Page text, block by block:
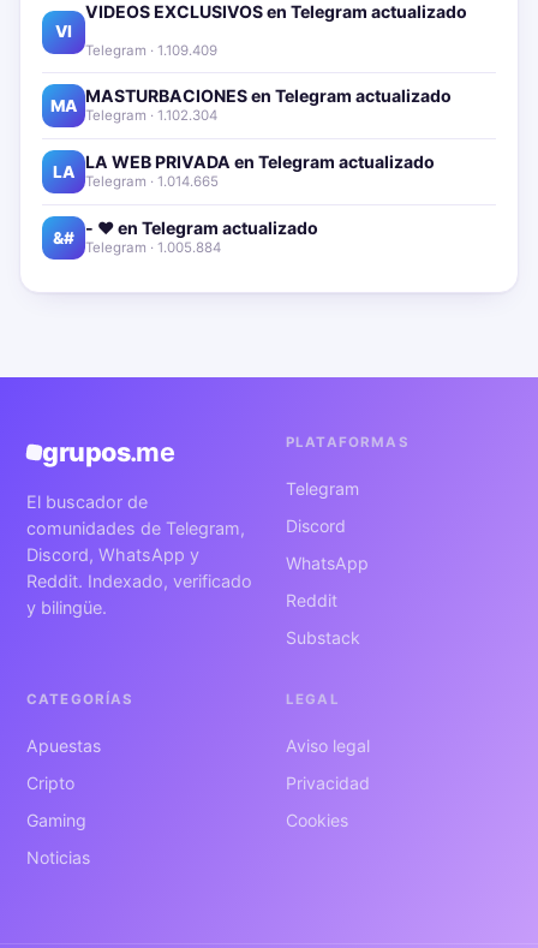
VI
VIDEOS EXCLUSIVOS en Telegram actualizado📱
Telegram · 1.109.409
MA MASTURBACIONES en Telegram actualizado📱🔥
Telegram · 1.102.304
LA LA WEB PRIVADA en Telegram actualizado📱🔥
Telegram · 1.014.665
&# - ❤️ en Telegram actualizado📱🔥
Telegram · 1.005.884
grupos.me
El buscador de
comunidades de Telegram,
Discord, WhatsApp y
Reddit. Indexado, verificado
y bilingüe.
PLATAFORMAS
Telegram
Discord
WhatsApp
Reddit
Substack
CATEGORÍAS
Apuestas
Cripto
Gaming
Noticias
LEGAL
Aviso legal
Privacidad
Cookies